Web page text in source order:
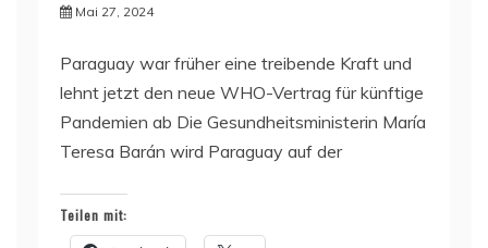
Mai 27, 2024
Paraguay war früher eine treibende Kraft und
lehnt jetzt den neue WHO-Vertrag für künftige
Pandemien ab Die Gesundheitsministerin María
Teresa Barán wird Paraguay auf der
Teilen mit: